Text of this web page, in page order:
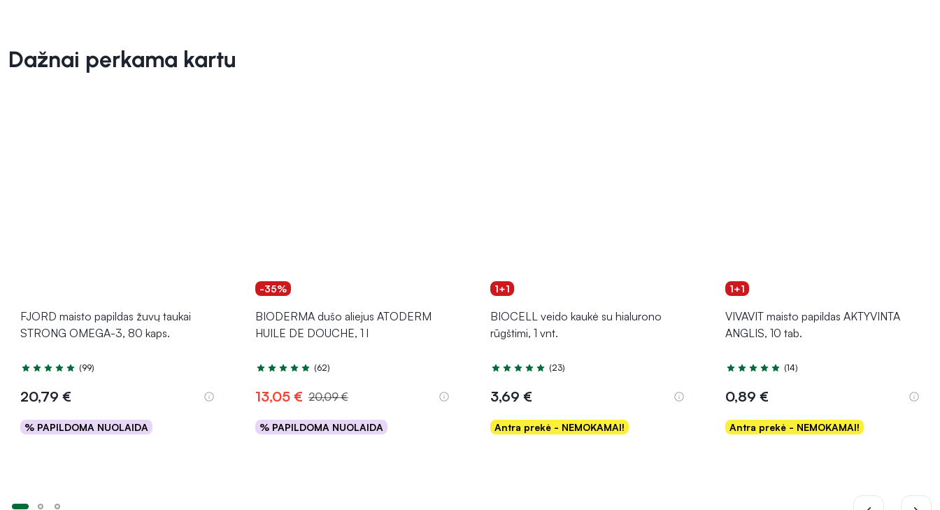
Dažnai perkama kartu
FJORD maisto papildas žuvų taukai
STRONG OMEGA-3, 80 kaps.
Įvertinimas 4.9 iš 5
(99)
20,79 €
% PAPILDOMA NUOLAIDA
Į krepšelį
-35%
BIODERMA dušo aliejus ATODERM
HUILE DE DOUCHE, 1 l
Įvertinimas 5.0 iš 5
(62)
13,05 € 20,09 €
% PAPILDOMA NUOLAIDA
Į krepšelį
1+1
BIOCELL veido kaukė su hialurono
rūgštimi, 1 vnt.
Įvertinimas 5.0 iš 5
(23)
3,69 €
Antra prekė - NEMOKAMAI!
Į krepšelį
1+1
VIVAVIT maisto papildas AKTYVINTA
ANGLIS, 10 tab.
Įvertinimas 5.0 iš 5
(14)
0,89 €
Antra prekė - NEMOKAMAI!
Į krepšelį